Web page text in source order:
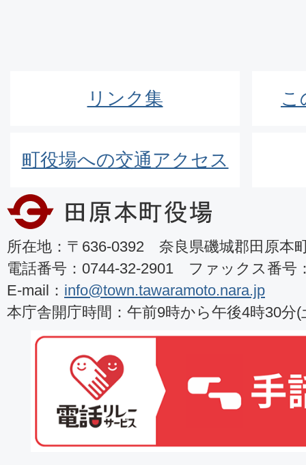
リンク集 こ
町役場への交通アクセス
所在地：〒636-0392 奈良県磯城郡田原本
電話番号：0744-32-2901 ファックス番号
E-mail： info@town.tawaramoto.nara.jp
本庁舎開庁時間：午前9時から午後4時30分